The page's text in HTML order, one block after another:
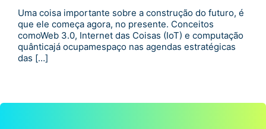
Uma coisa importante sobre a construção do futuro, é
que ele começa agora, no presente. Conceitos
comoWeb 3.0, Internet das Coisas (IoT) e computação
quânticajá ocupamespaço nas agendas estratégicas
das […]